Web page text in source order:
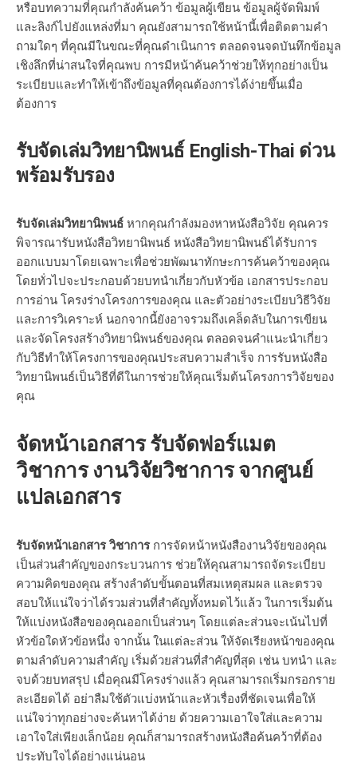
หรือบทความที่คุณกำลังค้นคว้า ข้อมูลผู้เขียน ข้อมูลผู้จัดพิมพ์
และลิงก์ไปยังแหล่งที่มา คุณยังสามารถใช้หน้านี้เพื่อติดตามคำ
ถามใดๆ ที่คุณมีในขณะที่คุณดำเนินการ ตลอดจนจดบันทึกข้อมูล
เชิงลึกที่น่าสนใจที่คุณพบ การมีหน้าค้นคว้าช่วยให้ทุกอย่างเป็น
ระเบียบและทำให้เข้าถึงข้อมูลที่คุณต้องการได้ง่ายขึ้นเมื่อ
ต้องการ
รับจัดเล่มวิทยานิพนธ์ English-Thai ด่วน
พร้อมรับรอง
รับจัดเล่มวิทยานิพนธ์ หากคุณกำลังมองหาหนังสือวิจัย คุณควร
พิจารณารับหนังสือวิทยานิพนธ์ หนังสือวิทยานิพนธ์ได้รับการ
ออกแบบมาโดยเฉพาะเพื่อช่วยพัฒนาทักษะการค้นคว้าของคุณ
โดยทั่วไปจะประกอบด้วยบทนำเกี่ยวกับหัวข้อ เอกสารประกอบ
การอ่าน โครงร่างโครงการของคุณ และตัวอย่างระเบียบวิธีวิจัย
และการวิเคราะห์ นอกจากนี้ยังอาจรวมถึงเคล็ดลับในการเขียน
และจัดโครงสร้างวิทยานิพนธ์ของคุณ ตลอดจนคำแนะนำเกี่ยว
กับวิธีทำให้โครงการของคุณประสบความสำเร็จ การรับหนังสือ
วิทยานิพนธ์เป็นวิธีที่ดีในการช่วยให้คุณเริ่มต้นโครงการวิจัยของ
คุณ
จัดหน้าเอกสาร รับจัดฟอร์แมต
วิชาการ งานวิจัยวิชาการ จากศูนย์
แปลเอกสาร
รับจัดหน้าเอกสาร วิชาการการจัดหน้าหนังสืองานวิจัยของคุณ
เป็นส่วนสำคัญของกระบวนการ ช่วยให้คุณสามารถจัดระเบียบ
ความคิดของคุณ สร้างลำดับขั้นตอนที่สมเหตุสมผล และตรวจ
สอบให้แน่ใจว่าได้รวมส่วนที่สำคัญทั้งหมดไว้แล้ว ในการเริ่มต้น
ให้แบ่งหนังสือของคุณออกเป็นส่วนๆ โดยแต่ละส่วนจะเน้นไปที่
หัวข้อใดหัวข้อหนึ่ง จากนั้น ในแต่ละส่วน ให้จัดเรียงหน้าของคุณ
ตามลำดับความสำคัญ เริ่มด้วยส่วนที่สำคัญที่สุด เช่น บทนำ และ
จบด้วยบทสรุป เมื่อคุณมีโครงร่างแล้ว คุณสามารถเริ่มกรอกราย
ละเอียดได้ อย่าลืมใช้ตัวแบ่งหน้าและหัวเรื่องที่ชัดเจนเพื่อให้
แน่ใจว่าทุกอย่างจะค้นหาได้ง่าย ด้วยความเอาใจใส่และความ
เอาใจใส่เพียงเล็กน้อย คุณก็สามารถสร้างหนังสือค้นคว้าที่ต้อง
ประทับใจได้อย่างแน่นอน